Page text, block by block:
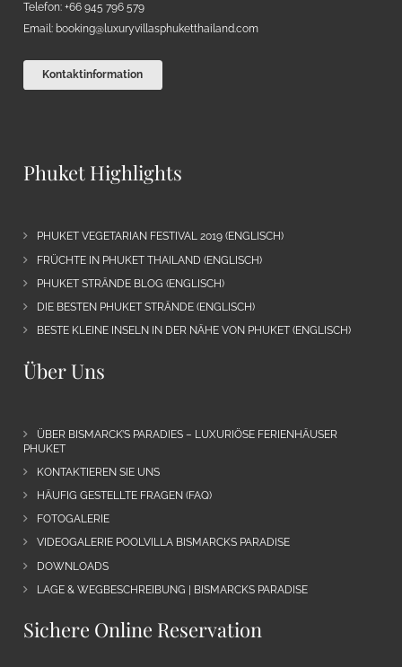
Telefon: +66 945 796 579
Email: booking@luxuryvillasphuketthailand.com
Kontaktinformation
Phuket Highlights
PHUKET VEGETARIAN FESTIVAL 2019 (ENGLISCH)
FRÜCHTE IN PHUKET THAILAND (ENGLISCH)
PHUKET STRÄNDE BLOG (ENGLISCH)
DIE BESTEN PHUKET STRÄNDE (ENGLISCH)
BESTE KLEINE INSELN IN DER NÄHE VON PHUKET (ENGLISCH)
Über Uns
ÜBER BISMARCK’S PARADIES – LUXURIÖSE FERIENHÄUSER
PHUKET
KONTAKTIEREN SIE UNS
HÄUFIG GESTELLTE FRAGEN (FAQ)
FOTOGALERIE
VIDEOGALERIE POOLVILLA BISMARCKS PARADISE
DOWNLOADS
LAGE & WEGBESCHREIBUNG | BISMARCKS PARADISE
Sichere Online Reservation